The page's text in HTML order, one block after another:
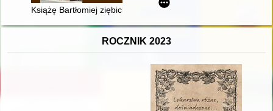
Książę Bartłomiej ziębicki o konfliktach zbrojnych na Śląsku w
ROCZNIK 2023